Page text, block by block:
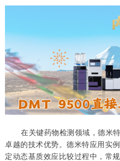
在关键药物检测领域，德米
卓越的技术优势。德米特应用实
定动态基质效应比较过程中，常